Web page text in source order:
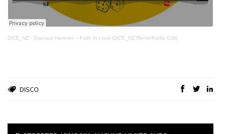
DiCE_NZ · Glamour Hammer – Faith In Love (DiCE_NZ Remix/Radio Edit)
DISCO